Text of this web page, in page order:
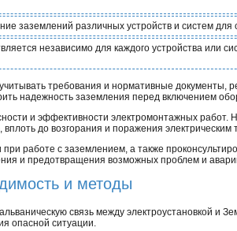
заземлений различных устройств и систем
независимо для каждого устройства или
требования и нормативные документы,
надежность заземления перед включением
и эффективности электромонтажных
до возгорания и поражения электрическим
работе с заземлением, а также
и предотвращения возможных проблем и
и методы
связь между электроустановкой и
опасной ситуации.